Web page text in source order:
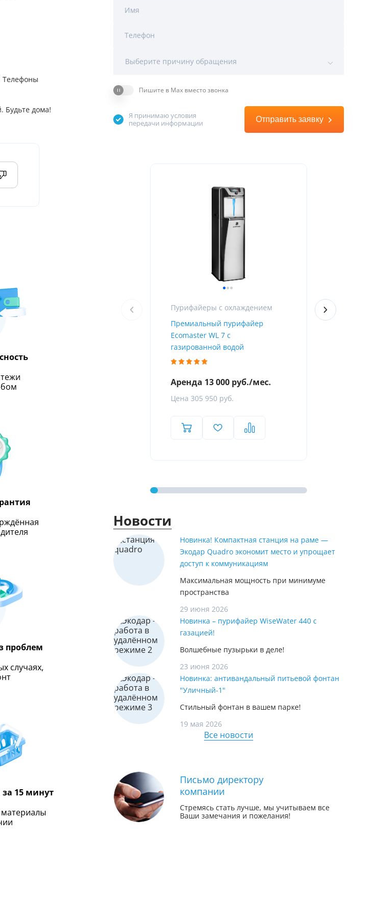
Фирменные магазины
Телефоны
Будьте дома!
проблем
случаях,
15 минут
Имя
Телефон
Выберите причину обращения
Пишите в Max вместо звонка
Я принимаю условия
передачи информации
Отправить заявку
Пурифайеры с охлаждением
Премиальный пурифайер
Ecomaster WL 7 с
газированной водой
Аренда 13 000 руб./мес.
Цена 305 950 руб.
Новости
Новинка! Компактная станция на раме —
Экодар Quadro экономит место и упрощает
доступ к коммуникациям
Максимальная мощность при минимуме
пространства
29 июня 2026
Новинка – пурифайер WiseWater 440 с
газацией!
Волшебные пузырьки в деле!
23 июня 2026
Новинка: антивандальный питьевой фонтан
"Уличный-1"
Стильный фонтан в вашем парке!
19 мая 2026
Все новости
Письмо директору
компании
Стремясь стать лучше, мы учитываем все
Ваши замечания и пожелания!